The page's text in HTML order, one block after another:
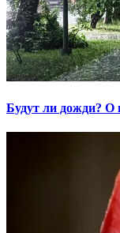
Будут ли дожди? О